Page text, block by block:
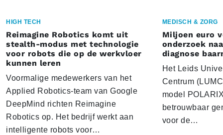
HIGH TECH
Reimagine Robotics komt uit
stealth-modus met technologie
voor robots die op de werkvloer
kunnen leren
Voormalige medewerkers van het
Applied Robotics-team van Google
DeepMind richten Reimagine
Robotics op. Het bedrijf werkt aan
intelligente robots voor…
MEDISCH & ZORG
Miljoen euro
onderzoek
diagnose
Het Leids
Centrum
model
betrouwbaar
voor de…